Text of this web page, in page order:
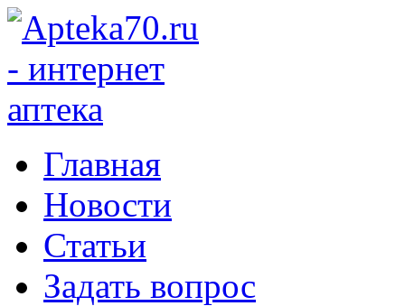
Главная
Новости
Статьи
Задать вопрос